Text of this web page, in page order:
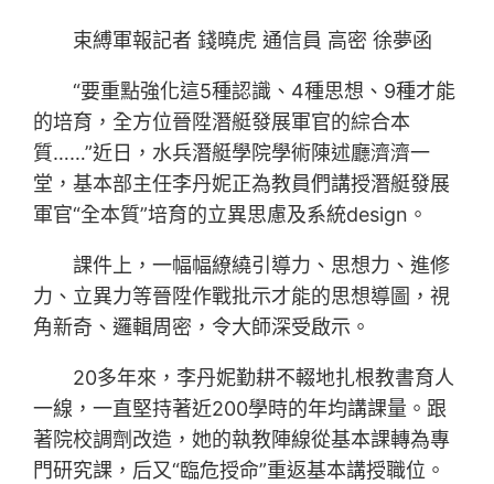
束縛軍報記者 錢曉虎 通信員 高密 徐夢函
“要重點強化這5種認識、4種思想、9種才能
的培育，全方位晉陞潛艇發展軍官的綜合本
質……”近日，水兵潛艇學院學術陳述廳濟濟一
堂，基本部主任李丹妮正為教員們講授潛艇發展
軍官“全本質”培育的立異思慮及系統design。
課件上，一幅幅繚繞引導力、思想力、進修
力、立異力等晉陞作戰批示才能的思想導圖，視
角新奇、邏輯周密，令大師深受啟示。
20多年來，李丹妮勤耕不輟地扎根教書育人
一線，一直堅持著近200學時的年均講課量。跟
著院校調劑改造，她的執教陣線從基本課轉為專
門研究課，后又“臨危授命”重返基本講授職位。